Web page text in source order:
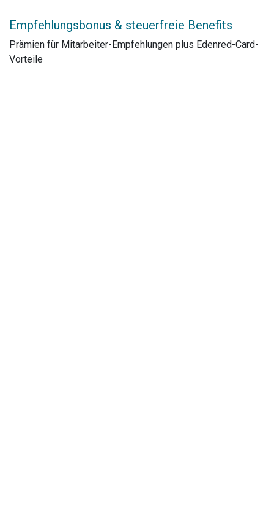
Empfehlungsbonus & steuerfreie Benefits
Prämien für Mitarbeiter-Empfehlungen plus Edenred-Card-
Vorteile